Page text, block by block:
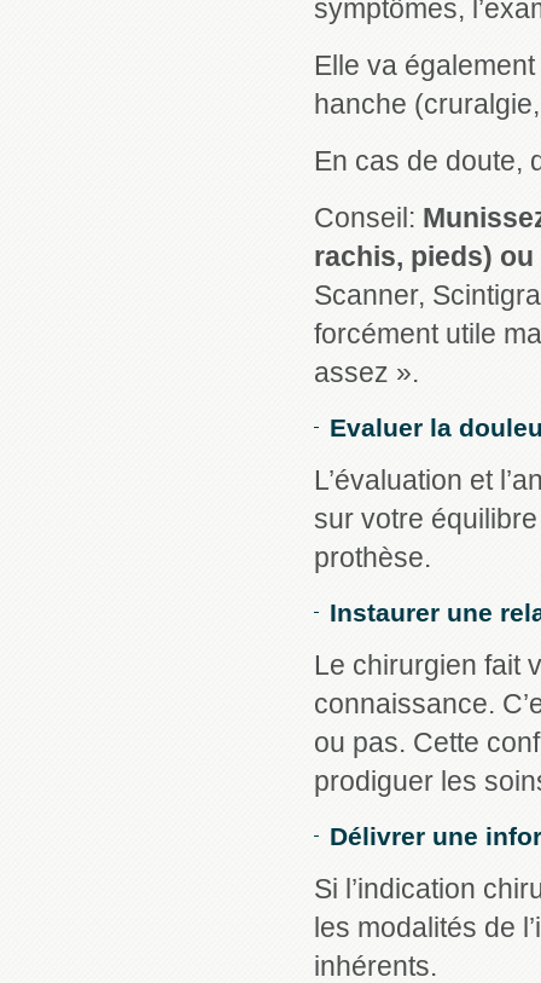
symptômes,
Elle va
hanche
En cas de doute,
Conseil:
rachis, pieds)
Scanner,
forcément utile
assez ».
Evaluer la
L’évaluation et
sur votre
prothèse.
Instaurer une
Le chirurgien fait
connaissance.
ou pas. Cette
prodiguer les
Délivrer une
Si l’indication
les modalités de
inhérents.